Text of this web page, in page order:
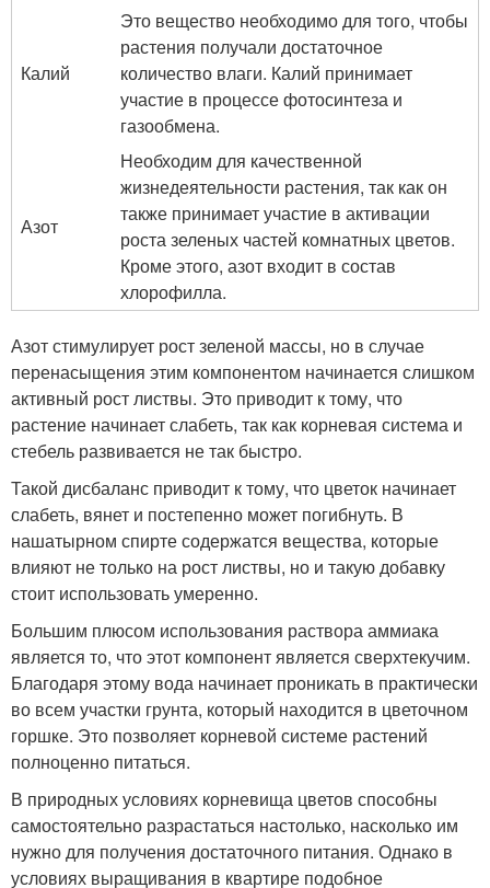
Калий
Это вещество необходимо для того, чтобы
растения получали достаточное
количество влаги. Калий принимает
участие в процессе фотосинтеза и
газообмена.
Азот
Необходим для качественной
жизнедеятельности растения, так как он
также принимает участие в активации
роста зеленых частей комнатных цветов.
Кроме этого, азот входит в состав
хлорофилла.
Азот стимулирует рост зеленой массы, но в случае
перенасыщения этим компонентом начинается слишком
активный рост листвы. Это приводит к тому, что
растение начинает слабеть, так как корневая система и
стебель развивается не так быстро.
Такой дисбаланс приводит к тому, что цветок начинает
слабеть, вянет и постепенно может погибнуть. В
нашатырном спирте содержатся вещества, которые
влияют не только на рост листвы, но и такую добавку
стоит использовать умеренно.
Большим плюсом использования раствора аммиака
является то, что этот компонент является сверхтекучим.
Благодаря этому вода начинает проникать в практически
во всем участки грунта, который находится в цветочном
горшке. Это позволяет корневой системе растений
полноценно питаться.
В природных условиях корневища цветов способны
самостоятельно разрастаться настолько, насколько им
нужно для получения достаточного питания. Однако в
условиях выращивания в квартире подобное